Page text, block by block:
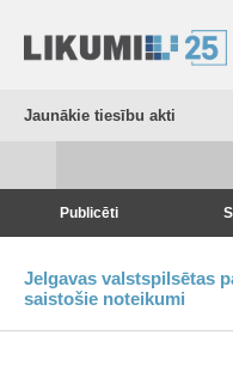
Jaunākie tiesību akti
Publicēti
Jelgavas valstspilsētas
saistošie noteikumi